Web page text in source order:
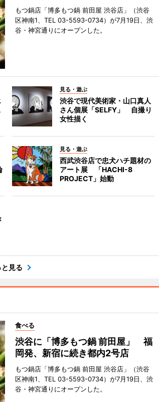
もつ鍋店「博多もつ鍋 前田屋 渋谷店」（渋谷
区神南1、TEL 03-5593-0734）が7月19日、渋
谷・神宮通りにオープンした。
見る・遊ぶ
渋谷で現代美術家・山口真人
さん個展「SELFY」 自撮り
女性描く
見る・遊ぶ
西武渋谷店で忠犬ハチ題材の
アート展 「HACHI-8
PROJECT」始動
と見る
食べる
渋谷に「博多もつ鍋 前田屋」 福
岡発、新宿に続き都内2号店
もつ鍋店「博多もつ鍋 前田屋 渋谷店」（渋谷
区神南1、TEL 03-5593-0734）が7月19日、渋
谷・神宮通りにオープンした。